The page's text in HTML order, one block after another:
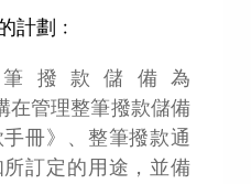
計劃﹕
撥款儲備為
在管理整筆撥款儲備
冊》、整筆撥款通
訂定的用途，並備